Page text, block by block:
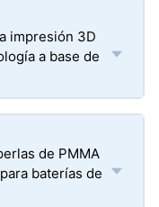
impresión 3D
a base de
de PMMA
baterías de